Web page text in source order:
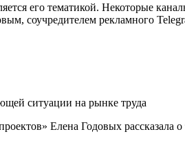
его тематикой. Некоторые
соучредителем рекламного
ситуации на рынке труда
Елена Годовых